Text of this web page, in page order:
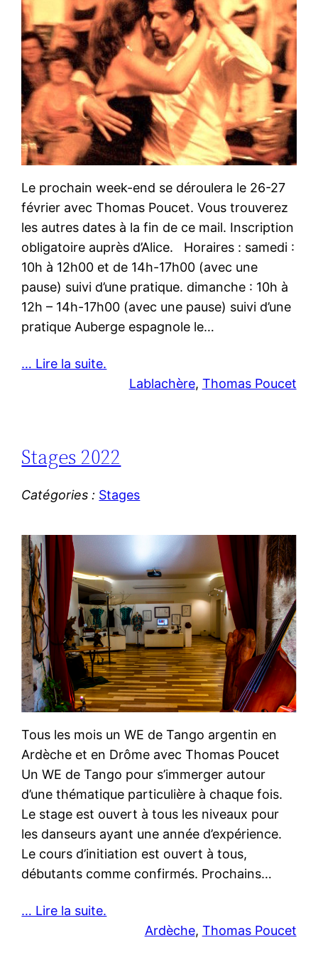
Le prochain week-end se déroulera le 26-27
février avec Thomas Poucet. Vous trouverez
les autres dates à la fin de ce mail. Inscription
obligatoire auprès d’Alice. Horaires : samedi :
10h à 12h00 et de 14h-17h00 (avec une
pause) suivi d’une pratique. dimanche : 10h à
12h – 14h-17h00 (avec une pause) suivi d’une
pratique Auberge espagnole le…
… Lire la suite.
Lablachère, Thomas Poucet
Stages 2022
Catégories : Stages
Tous les mois un WE de Tango argentin en
Ardèche et en Drôme avec Thomas Poucet
Un WE de Tango pour s’immerger autour
d’une thématique particulière à chaque fois.
Le stage est ouvert à tous les niveaux pour
les danseurs ayant une année d’expérience.
Le cours d’initiation est ouvert à tous,
débutants comme confirmés. Prochains…
… Lire la suite.
Ardèche, Thomas Poucet